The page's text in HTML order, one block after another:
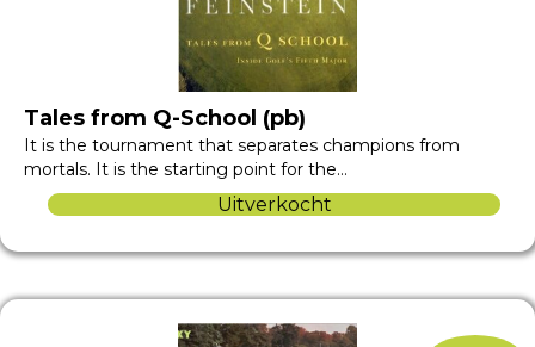
Tales from Q-School (pb)
It is the tournament that separates champions from
mortals. It is the starting point for the…
Uitverkocht